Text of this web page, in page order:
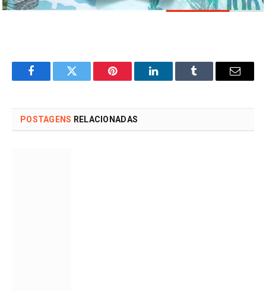
FacebookTwitter Pinterest LinkedInTumblr Email
POSTAGENS RELACIONADAS